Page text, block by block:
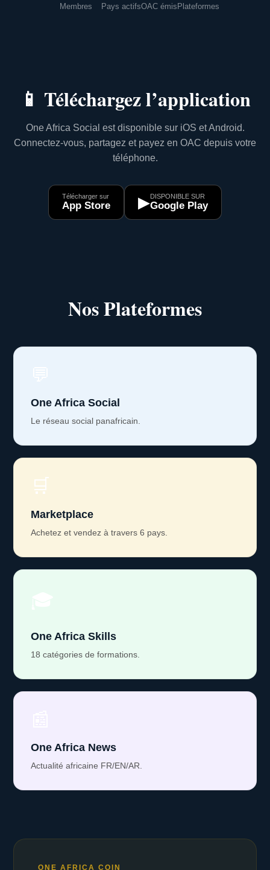
Membres Pays actifsOAC émis Plateformes
📱 Téléchargez l’application
One Africa Social est disponible sur iOS et Android.
Connectez-vous, partagez et payez en OAC depuis votre
téléphone.
Télécharger sur
App Store ▶DISPONIBLE SUR
Google Play
Nos Plateformes
One Africa Social
Le réseau social panafricain.
🛒
Marketplace
Achetez et vendez à travers 6 pays.
One Africa Skills
18 catégories de formations.
One Africa News
Actualité africaine FR/EN/AR.
ONE AFRICA COIN